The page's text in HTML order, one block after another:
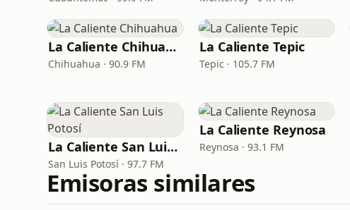
La Caliente Chihuahua
Chihuahua · 90.9 FM
La Caliente Tepic
Tepic · 105.7 FM
La Caliente San Luis Potosí
San Luis Potosí · 97.7 FM
La Caliente Reynosa
Reynosa · 93.1 FM
Emisoras similares